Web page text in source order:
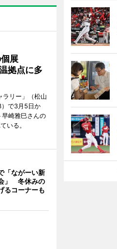
展
拠点に多
リー」（松山
で3月5日か
崎雅巳さんの
いる。
「ながーい新
」 冬休みの
るコーナーも